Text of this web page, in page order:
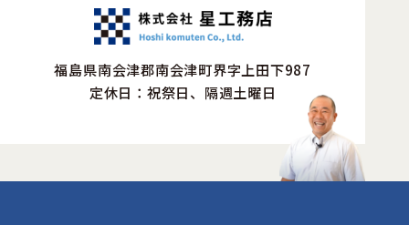
福島県南会津郡南会津町界字上田下987
定休日：祝祭日、隔週土曜日